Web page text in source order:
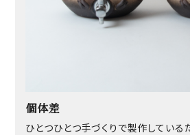
個体差
ひとつひとつ手づくりで製作している